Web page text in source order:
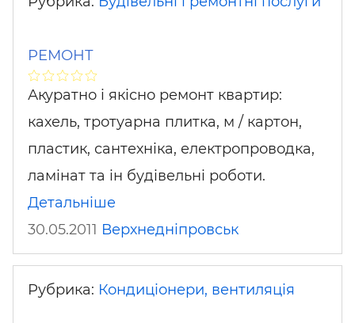
РЕМОНТ
Акуратно і якісно ремонт квартир:
кахель, тротуарна плитка, м / картон,
пластик, сантехніка, електропроводка,
ламінат та ін будівельні роботи.
Детальніше
30.05.2011 Верхнедніпровськ
Рубрика: Кондиціонери, вентиляція